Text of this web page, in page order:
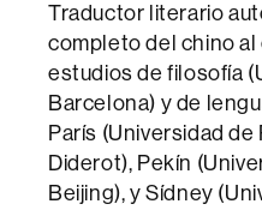
Traductor literario
completo del chino al
estudios de filosofía
Barcelona) y de
París (Universidad de
Diderot), Pekín
Beijing), y Sídney